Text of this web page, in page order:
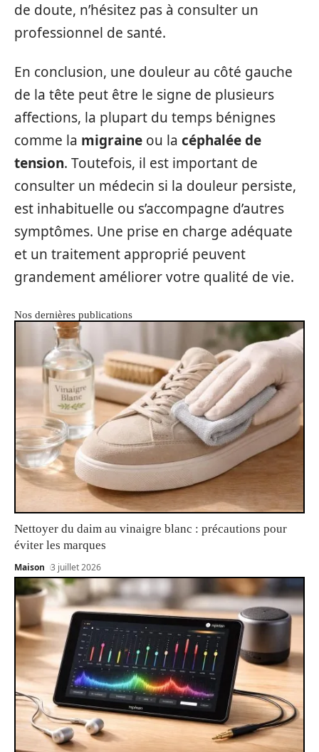
de doute, n’hésitez pas à consulter un
professionnel de santé.
En conclusion, une douleur au côté gauche
de la tête peut être le signe de plusieurs
affections, la plupart du temps bénignes
comme la migraine ou la céphalée de
tension. Toutefois, il est important de
consulter un médecin si la douleur persiste,
est inhabituelle ou s’accompagne d’autres
symptômes. Une prise en charge adéquate
et un traitement approprié peuvent
grandement améliorer votre qualité de vie.
Nos dernières publications
Nettoyer du daim au vinaigre blanc : précautions pour
éviter les marques
Maison 3 juillet 2026